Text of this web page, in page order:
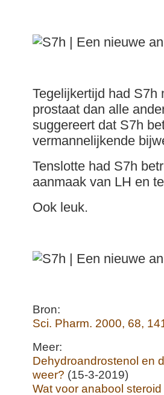
Tegelijkertijd had S7h
prostaat dan alle
suggereert dat S7h
vermannelijkende
Tenslotte had S7h
aanmaak van LH en
Ook leuk.
Bron:
Sci. Pharm. 2000, 68,
Meer:
Dehydroandrostenol en
weer? (15-3-2019)
Wat voor anabool